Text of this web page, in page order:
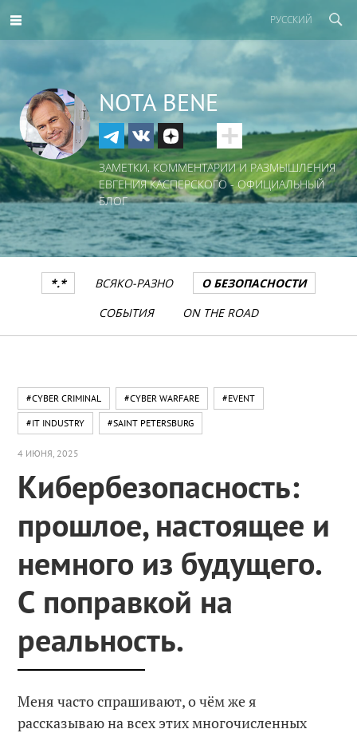
РУССКИЙ
NOTA BENE
ЗАМЕТКИ, КОММЕНТАРИИ И РАЗМЫШЛЕНИЯ
ЕВГЕНИЯ КАСПЕРСКОГО - ОФИЦИАЛЬНЫЙ
БЛОГ
*.* ВСЯКО-РАЗНО
О БЕЗОПАСНОСТИ
СОБЫТИЯ
ON THE ROAD
#CYBER CRIMINAL #CYBER WARFARE #EVENT
#IT INDUSTRY #SAINT PETERSBURG
4 ИЮНЯ, 2025
Кибербезопасность:
прошлое, настоящее и
немного из будущего.
С поправкой на
реальность.
Меня часто спрашивают, о чём же я
рассказываю на всех этих многочисленных